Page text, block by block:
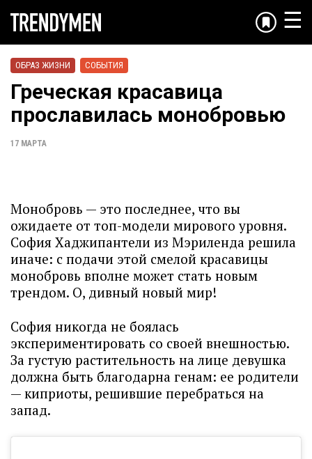
☰
ОБРАЗ ЖИЗНИ СОБЫТИЯ
Греческая красавица
прославилась монобровью
17 МАРТА
Монобровь — это последнее, что вы
ожидаете от топ-модели мирового уровня.
София Хаджипантели из Мэриленда решила
иначе: с подачи этой смелой красавицы
монобровь вполне может стать новым
трендом. О, дивный новый мир!
София никогда не боялась
экспериментировать со своей внешностью.
За густую растительность на лице девушка
должна быть благодарна генам: ее родители
— киприоты, решившие перебраться на
запад.